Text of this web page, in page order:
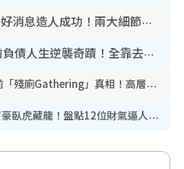
湯洛雯傳終於有好消息造人成功！兩大細節曝孕味極濃惹猜測：大肚婆先會咁！
五索親揭10年前負債人生逆襲奇蹟！全靠去一地方轉運後即遇上馬先生
林芊妤親解12年前「殘廁Gathering」真相！高層解約一句話重創尊嚴至今拒返TVB
《愛回家》隱形富豪臥虎藏龍！盤點12位財氣逼人的有錢藝人：呢位靚女3億身家唔憂做